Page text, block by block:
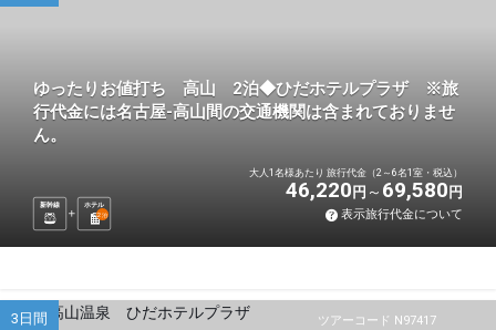
ゆったりお値打ち 高山 2泊◆ひだホテルプラザ ※旅
行代金には名古屋-高山間の交通機関は含まれておりませ
ん。
新幹線
ホテル
2泊
大人1名様あたり 旅行代金（2～6名1室・税込）
46,220 円 69,580 円
表示旅行代金について
ツアーコード N97417
3日間